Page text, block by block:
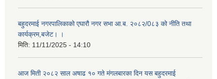
बहुदरमाई नगरपालिकाको एघारौ नगर सभा आ.ब. २०८२/0८३ को नीति तथा
कार्यक्रम,बजेट। ।
मिति: 11/11/2025 - 14:10
आज मिती २०८२ साल अषाढ १० गते मंगलबारका दिन यस बहुदरमाई